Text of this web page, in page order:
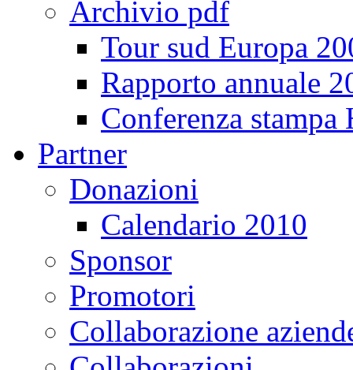
Archivio pdf
Tour sud Europa
Rapporto annuale
Conferenza
Partner
Donazioni
Calendario 2010
Sponsor
Promotori
Collaborazione